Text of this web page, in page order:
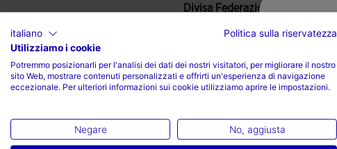
Divisa Federazione Itali...
50,00 € -54,99 €
italiano
Politica sulla riservatezza
Utilizziamo i cookie
Potremmo posizionarli per l'analisi dei dati dei nostri visitatori, per migliorare il nostro
sito Web, mostrare contenuti personalizzati e offrirti un'esperienza di navigazione
eccezionale. Per ulteriori informazioni sui cookie utilizziamo aprire le impostazioni.
Negare No, aggiusta